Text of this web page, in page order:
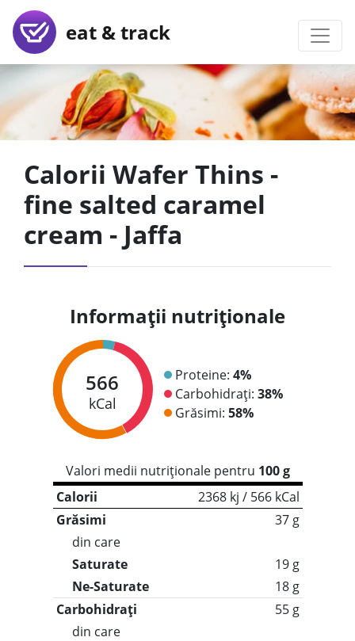
eat & track
Calorii Wafer Thins -
fine salted caramel
cream - Jaffa
Informații nutriționale
566
kCal
Proteine: 4%
Carbohidrați: 38%
Grăsimi: 58%
Valori medii nutriționale pentru 100 g
Calorii
2368 kj / 566 kCal
Grăsimi
37 g
din care
Saturate
19 g
Ne-Saturate
18 g
Carbohidrați
55 g
din care